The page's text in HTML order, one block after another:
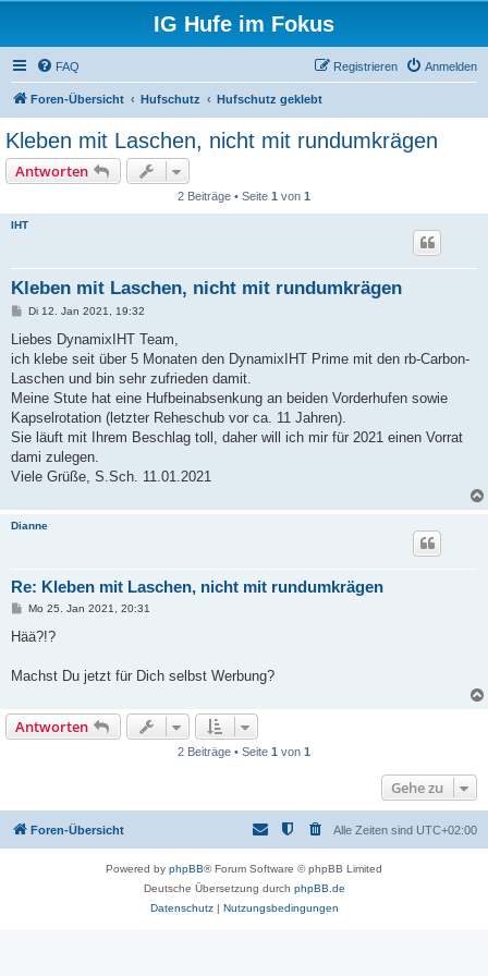
IG Hufe im Fokus
FAQ Anmelden
Registrieren
Foren-Übersicht Hufschutz Hufschutz geklebt
Kleben mit Laschen, nicht mit rundumkrägen
Antworten
2 Beiträge • Seite 1 von 1
IHT
Kleben mit Laschen, nicht mit rundumkrägen
B
i
r
a
Di 12. Jan 2021, 19:32
Liebes DynamixIHT Team,
ich klebe seit über 5 Monaten den DynamixIHT Prime mit den rb-Carbon-
Laschen und bin sehr zufrieden damit.
Meine Stute hat eine Hufbeinabsenkung an beiden Vorderhufen sowie
Kapselrotation (letzter Reheschub vor ca. 11 Jahren).
Sie läuft mit Ihrem Beschlag toll, daher will ich mir für 2021 einen Vorrat
dami zulegen.
Viele Grüße, S.Sch. 11.01.2021
Dianne
Re: Kleben mit Laschen, nicht mit rundumkrägen
B
i
a
Mo 25. Jan 2021, 20:31
Hää?!?
Machst Du jetzt für Dich selbst Werbung?
Antworten
2 Beiträge • Seite 1 von 1
Gehe zu
Foren-Übersicht Alle Zeiten sind UTC+02:00
Powered by phpBB® Forum Software © phpBB Limited
Deutsche Übersetzung durch phpBB.de
Datenschutz| Nutzungsbedingungen